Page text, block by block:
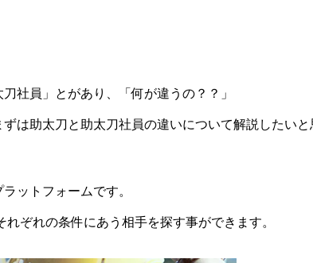
社員」とがあり、「何が違うの？？」
は助太刀と助太刀社員の違いについて解説したいと
ットフォームです。
ぞれの条件にあう相手を探す事ができます。